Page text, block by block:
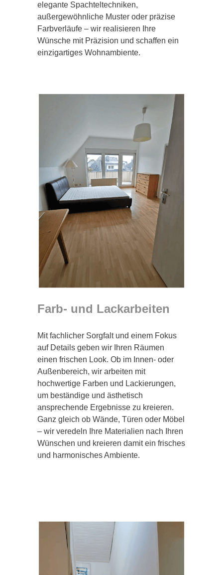
elegante Spachteltechniken,
außergewöhnliche Muster oder präzise
Farbverläufe – wir realisieren Ihre
Wünsche mit Präzision und schaffen ein
einzigartiges Wohnambiente.
Farb- und Lackarbeiten
Mit fachlicher Sorgfalt und einem Fokus
auf Details geben wir Ihren Räumen
einen frischen Look. Ob im Innen- oder
Außenbereich, wir arbeiten mit
hochwertige Farben und Lackierungen,
um beständige und ästhetisch
ansprechende Ergebnisse zu kreieren.
Ganz gleich ob Wände, Türen oder Möbel
– wir veredeln Ihre Materialien nach Ihren
Wünschen und kreieren damit ein frisches
und harmonisches Ambiente.